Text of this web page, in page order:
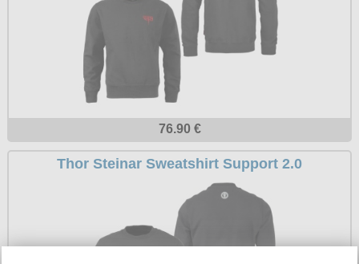
76.90 €
Thor Steinar Sweatshirt Support 2.0